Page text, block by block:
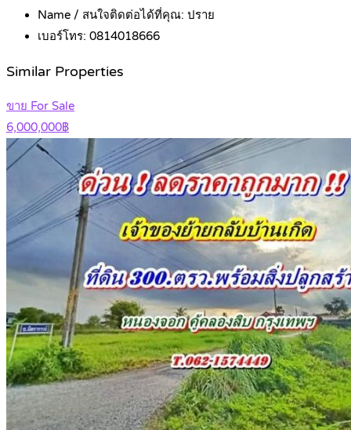
Name / สนใจติดต่อได้ที่คุณ: ปราย
เบอร์โทร: 0814018666
Similar Properties
ขาย For Sale
6,000,000฿